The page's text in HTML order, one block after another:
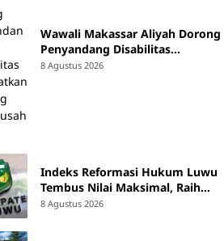
Wawali Makassar Aliyah Dorong
Penyandang Disabilitas
Manfaatkan Peluang
8 Agustus 2026
Indeks Reformasi Hukum Luwu
Tembus Nilai Maksimal, Raih
Predikat AA Tahun 2026
8 Agustus 2026